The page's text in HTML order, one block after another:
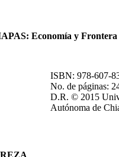
Economía y Frontera
ISBN: 978-607-
No. de páginas:
D.R. © 2015
Autónoma de